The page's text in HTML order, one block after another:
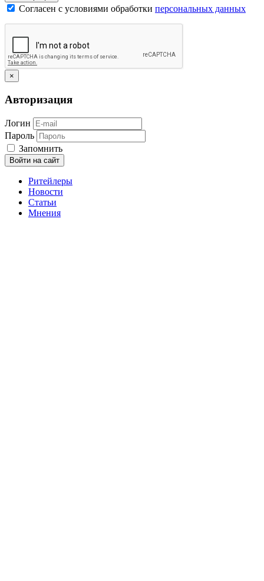
Согласен с условиями обработки персональных данных
×
Авторизация
Логин
Пароль
Запомнить
Войти на сайт
Ритейлеры
Новости
Статьи
Мнения